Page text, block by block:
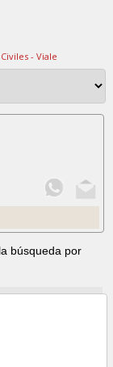
- Viale
búsqueda por